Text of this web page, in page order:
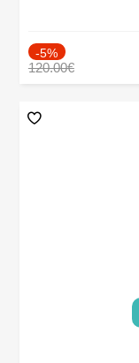
-5%
120.00€